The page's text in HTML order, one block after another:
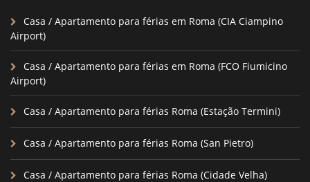
Casa / Apartamento para férias em Roma (CIA Ciampino
Airport)
Casa / Apartamento para férias em Roma (FCO Fiumicino
Airport)
Casa / Apartamento para férias Roma (Estação Termini)
Casa / Apartamento para férias Roma (San Pietro)
Casa / Apartamento para férias Roma (Cidade Velha)